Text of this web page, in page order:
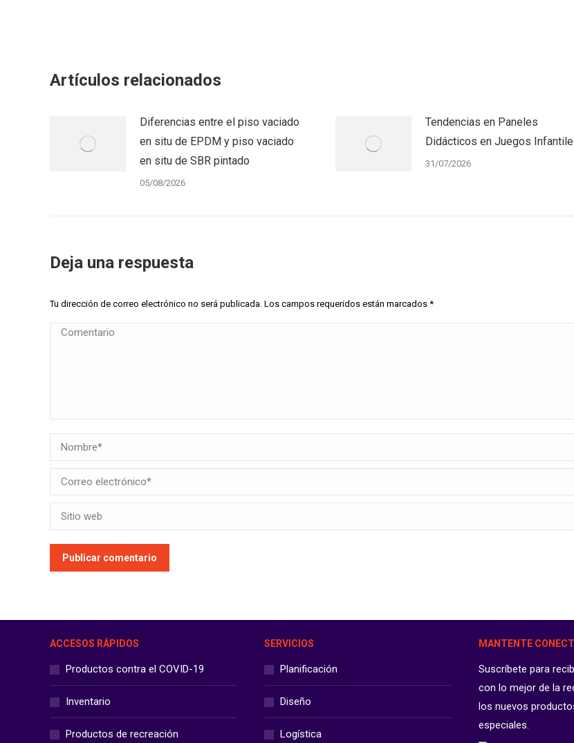
Artículos relacionados
Diferencias entre el piso vaciado
en situ de EPDM y piso vaciado
en situ de SBR pintado
05/08/2026
Tendencias en Paneles
Didácticos en Juegos
31/07/2026
Deja una respuesta
Tu dirección de correo electrónico no será publicada. Los campos requeridos están marcados *
Comentario
Nombre *
Correo electrónico *
Sitio web
Publicar comentario
ACCESOS RÁPIDOS
Productos contra el COVID-19
Inventario
Productos de recreación
SERVICIOS
Planificación
Diseño
Logística
MANTENTE
Suscríbete para
con lo mejor de la
los nuevos
especiales.